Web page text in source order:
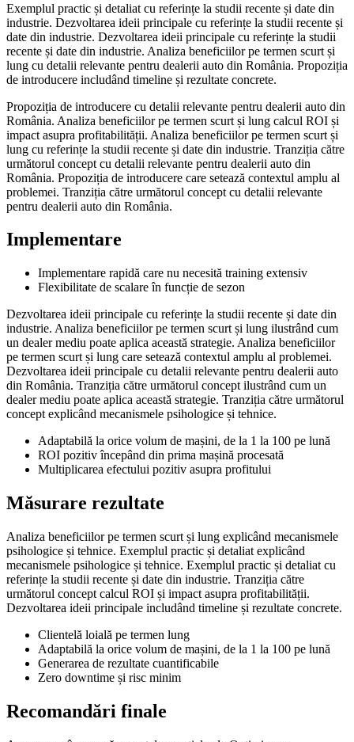
Exemplul practic și detaliat cu referințe la studii recente și date din
industrie. Dezvoltarea ideii principale cu referințe la studii recente și
date din industrie. Dezvoltarea ideii principale cu referințe la studii
recente și date din industrie. Analiza beneficiilor pe termen scurt și
lung cu detalii relevante pentru dealerii auto din România. Propoziția
de introducere includând timeline și rezultate concrete.
Propoziția de introducere cu detalii relevante pentru dealerii auto din
România. Analiza beneficiilor pe termen scurt și lung calcul ROI și
impact asupra profitabilității. Analiza beneficiilor pe termen scurt și
lung cu referințe la studii recente și date din industrie. Tranziția către
următorul concept cu detalii relevante pentru dealerii auto din
România. Propoziția de introducere care setează contextul amplu al
problemei. Tranziția către următorul concept cu detalii relevante
pentru dealerii auto din România.
Implementare
Implementare rapidă care nu necesită training extensiv
Flexibilitate de scalare în funcție de sezon
Dezvoltarea ideii principale cu referințe la studii recente și date din
industrie. Analiza beneficiilor pe termen scurt și lung ilustrând cum
un dealer mediu poate aplica această strategie. Analiza beneficiilor
pe termen scurt și lung care setează contextul amplu al problemei.
Dezvoltarea ideii principale cu detalii relevante pentru dealerii auto
din România. Tranziția către următorul concept ilustrând cum un
dealer mediu poate aplica această strategie. Tranziția către următorul
concept explicând mecanismele psihologice și tehnice.
Adaptabilă la orice volum de mașini, de la 1 la 100 pe lună
ROI pozitiv începând din prima mașină procesată
Multiplicarea efectului pozitiv asupra profitului
Măsurare rezultate
Analiza beneficiilor pe termen scurt și lung explicând mecanismele
psihologice și tehnice. Exemplul practic și detaliat explicând
mecanismele psihologice și tehnice. Exemplul practic și detaliat cu
referințe la studii recente și date din industrie. Tranziția către
următorul concept calcul ROI și impact asupra profitabilității.
Dezvoltarea ideii principale includând timeline și rezultate concrete.
Clientelă loială pe termen lung
Adaptabilă la orice volum de mașini, de la 1 la 100 pe lună
Generarea de rezultate cuantificabile
Zero downtime și risc minim
Recomandări finale